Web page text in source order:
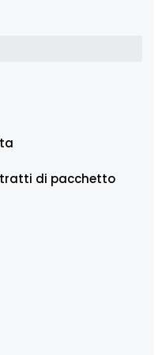
di pacchetto